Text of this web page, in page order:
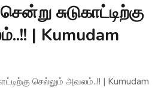
சுடுகாட்டிற்கு
| Kumudam
செல்லும் அவலம்..!! | Kumudam